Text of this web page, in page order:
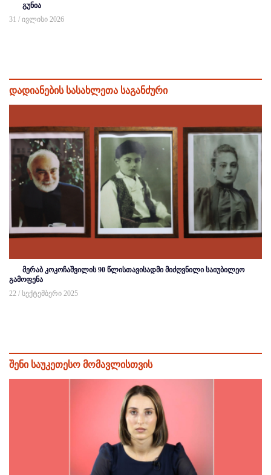
გუნია
31 / ივლისი 2026
დადიანების სასახლეთა საგანძური
მერაბ კოკოჩაშვილის 90 წლისთავისადმი მიძღვნილი საიუბილეო
გამოფენა
22 / სექტემბერი 2025
შენი საუკეთესო მომავლისთვის